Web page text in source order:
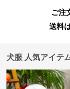
ご注
送料
犬服 人気アイテ